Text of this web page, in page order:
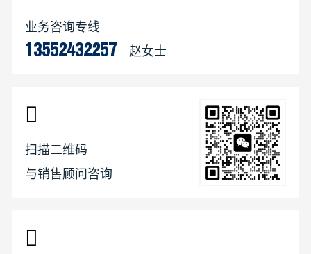
业务咨询专线
13552432257 赵女士
扫描二维码
与销售顾问咨询